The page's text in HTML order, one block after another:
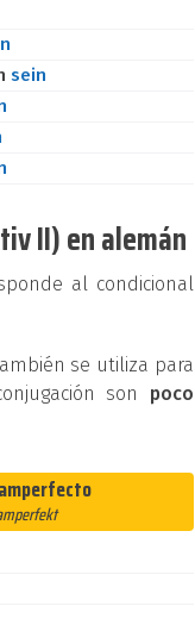
sein
II) en alemán
al condicional
se utiliza para
son poco